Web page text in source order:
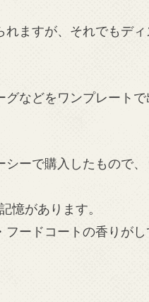
ますが、それでもデ
などをワンプレートで
シーで購入したもので
憶があります。
ードコートの香りが